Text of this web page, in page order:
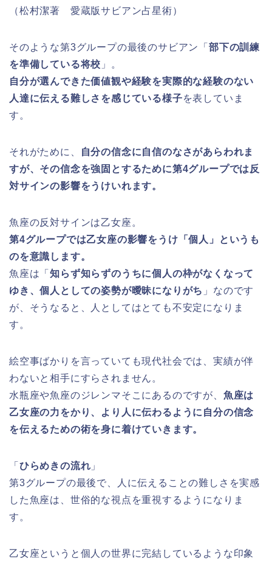
（松村潔著 愛蔵版サビアン占星術）
そのような第3グループの最後のサビアン「 部下の訓練
を準備している将校 」。
自分が選んできた価値観や経験を実際的な経験のない
人達に伝える難しさを感じている様子を表していま
す。
それがために、
自分の信念に自信のなさがあらわれま
すが、その信念を強固とするために第4グループでは反
対サインの影響をうけいれます。
魚座の反対サインは乙女座。
第4グループでは乙女座の影響をうけ「個人」というも
のを意識します。
魚座は「知らず知らずのうちに個人の枠がなくなって
ゆき、個人としての姿勢が曖昧になりがち 」なのです
が、そうなると、人としてはとても不安定になりま
す。
絵空事ばかりを言っていても現代社会では、実績が伴
わないと相手にすらされません。
水瓶座や魚座のジレンマそこにあるのですが、 魚座は
乙女座の力をかり、より人に伝わるように自分の信念
を伝えるための術を身に着けていきます。
「 ひらめきの流れ 」
第3グループの最後で、人に伝えることの難しさを実感
した魚座は、世俗的な視点を重視するようになりま
す。
乙女座というと個人の世界に完結しているような印象